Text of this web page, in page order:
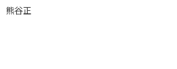
熊谷正